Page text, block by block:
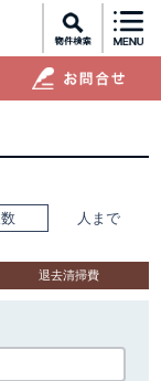
人まで
退去清掃費